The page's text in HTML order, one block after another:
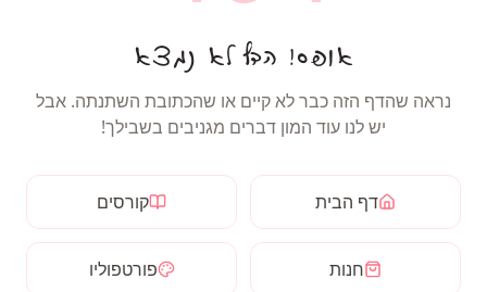
אופס! הדף לא נמצא
נראה שהדף הזה כבר לא קיים או שהכתובת השתנתה. אבל
יש לנו עוד המון דברים מגניבים בשבילך!
דף הבית קורסים
חנות פורטפוליו